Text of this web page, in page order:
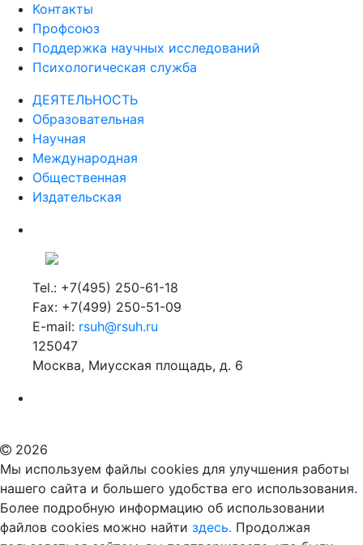
Контакты
Профсоюз
Поддержка научных исследований
Психологическая служба
ДЕЯТЕЛЬНОСТЬ
Образовательная
Научная
Международная
Общественная
Издательская
Tel.: +7(495) 250-61-18
Fax: +7(499) 250-51-09
E-mail: rsuh@rsuh.ru
125047
Москва, Миусская площадь, д. 6
2026
Мы используем файлы cookies для улучшения работы
нашего сайта и большего удобства его использования.
Более подробную информацию об использовании
файлов cookies можно найти здесь. Продолжая